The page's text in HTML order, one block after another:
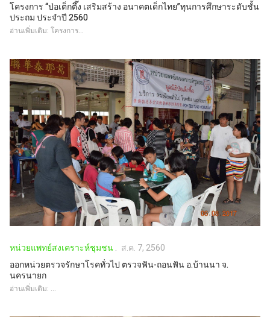
โครงการ “ป่อเต็กตึ๊ง เสริมสร้าง อนาคตเด็กไทย”ทุนการศึกษาระดับชั้น
ประถม ประจำปี 2560
อ่านเพิ่มเติม: โครงการ...
หน่วยแพทย์สงเคราะห์ชุมชน
ส.ค. 7, 2560
ออกหน่วยตรวจรักษาโรคทั่วไป ตรวจฟัน-ถอนฟัน อ.บ้านนา จ.
นครนายก
อ่านเพิ่มเติม: ...